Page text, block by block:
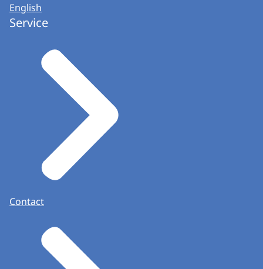
English
Service
Contact